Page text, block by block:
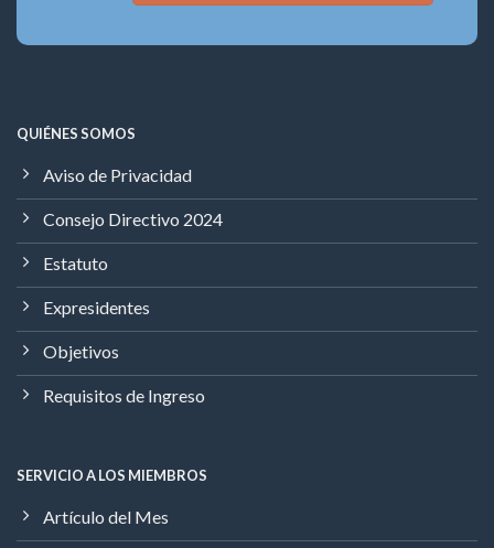
QUIÉNES SOMOS
Aviso de Privacidad
Consejo Directivo 2024
Estatuto
Expresidentes
Objetivos
Requisitos de Ingreso
SERVICIO A LOS MIEMBROS
Artículo del Mes